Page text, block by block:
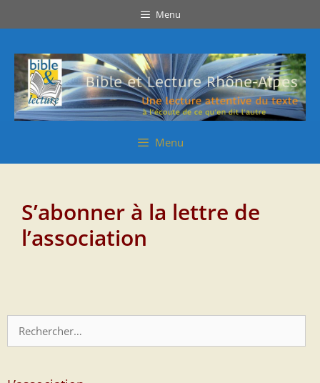
contenu
contenu
Menu
Menu
S’abonner à la lettre de
l’association
Rechercher :